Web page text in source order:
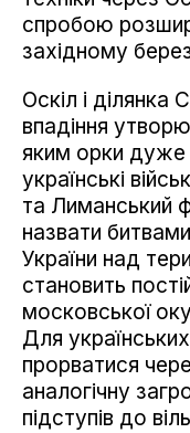
спробою
західному
Оскіл і ділянка
впадіння
яким орки дуже
українські
та Лиманський
назвати
України над
становить
московської
Для
прорватися
аналогічну
підступів до